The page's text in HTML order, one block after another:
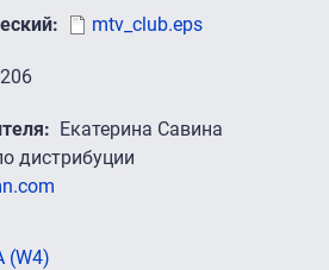
mtv_club.eps
Екатерина Савина
дистрибуции
(W4)